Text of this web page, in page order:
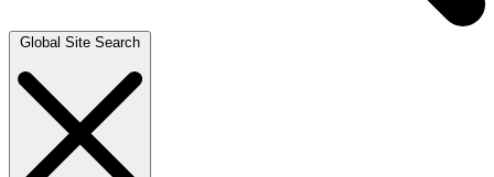
Global Site Search